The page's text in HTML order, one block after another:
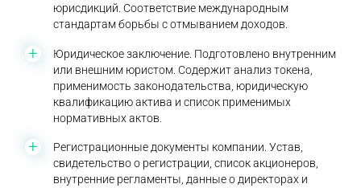
юрисдикций. Соответствие международным
стандартам борьбы с отмыванием доходов.
Юридическое заключение. Подготовлено внутренним
или внешним юристом. Содержит анализ токена,
применимость законодательства, юридическую
квалификацию актива и список применимых
нормативных актов.
Регистрационные документы компании. Устав,
свидетельство о регистрации, список акционеров,
внутренние регламенты, данные о директорах и